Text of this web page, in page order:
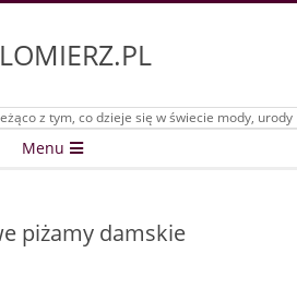
z tym, co dzieje się w świecie mody, urody
Menu
piżamy damskie